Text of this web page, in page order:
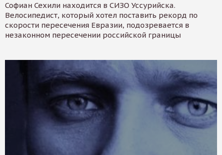
Софиан Сехили находится в СИЗО Уссурийска.
Велосипедист, который хотел поставить рекорд по
скорости пересечения Евразии, подозревается в
незаконном пересечении российской границы